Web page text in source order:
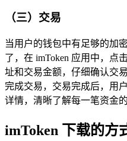
（三）交易
当用户的钱包中有足够的加
了，在 imToken 应用中，点
址和交易金额，仔细确认交
完成交易，交易完成后，用
详情，清晰了解每一笔资金的
imToken 下载的方